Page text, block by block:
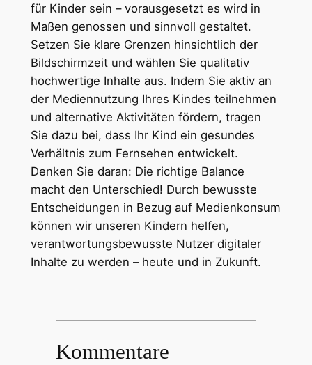
für Kinder sein – vorausgesetzt es wird in
Maßen genossen und sinnvoll gestaltet.
Setzen Sie klare Grenzen hinsichtlich der
Bildschirmzeit und wählen Sie qualitativ
hochwertige Inhalte aus. Indem Sie aktiv an
der Mediennutzung Ihres Kindes teilnehmen
und alternative Aktivitäten fördern, tragen
Sie dazu bei, dass Ihr Kind ein gesundes
Verhältnis zum Fernsehen entwickelt.
Denken Sie daran: Die richtige Balance
macht den Unterschied! Durch bewusste
Entscheidungen in Bezug auf Medienkonsum
können wir unseren Kindern helfen,
verantwortungsbewusste Nutzer digitaler
Inhalte zu werden – heute und in Zukunft.
Kommentare